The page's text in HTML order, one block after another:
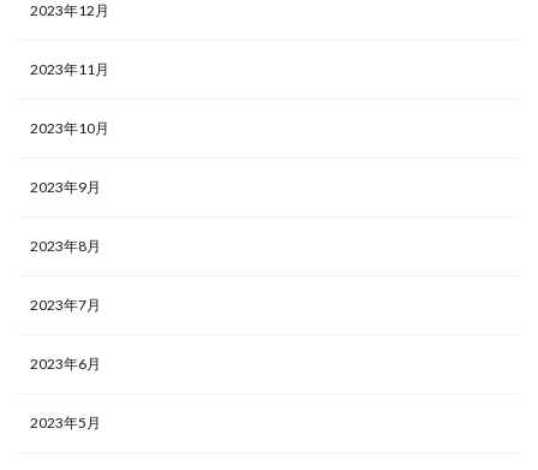
2023年12月
2023年11月
2023年10月
2023年9月
2023年8月
2023年7月
2023年6月
2023年5月